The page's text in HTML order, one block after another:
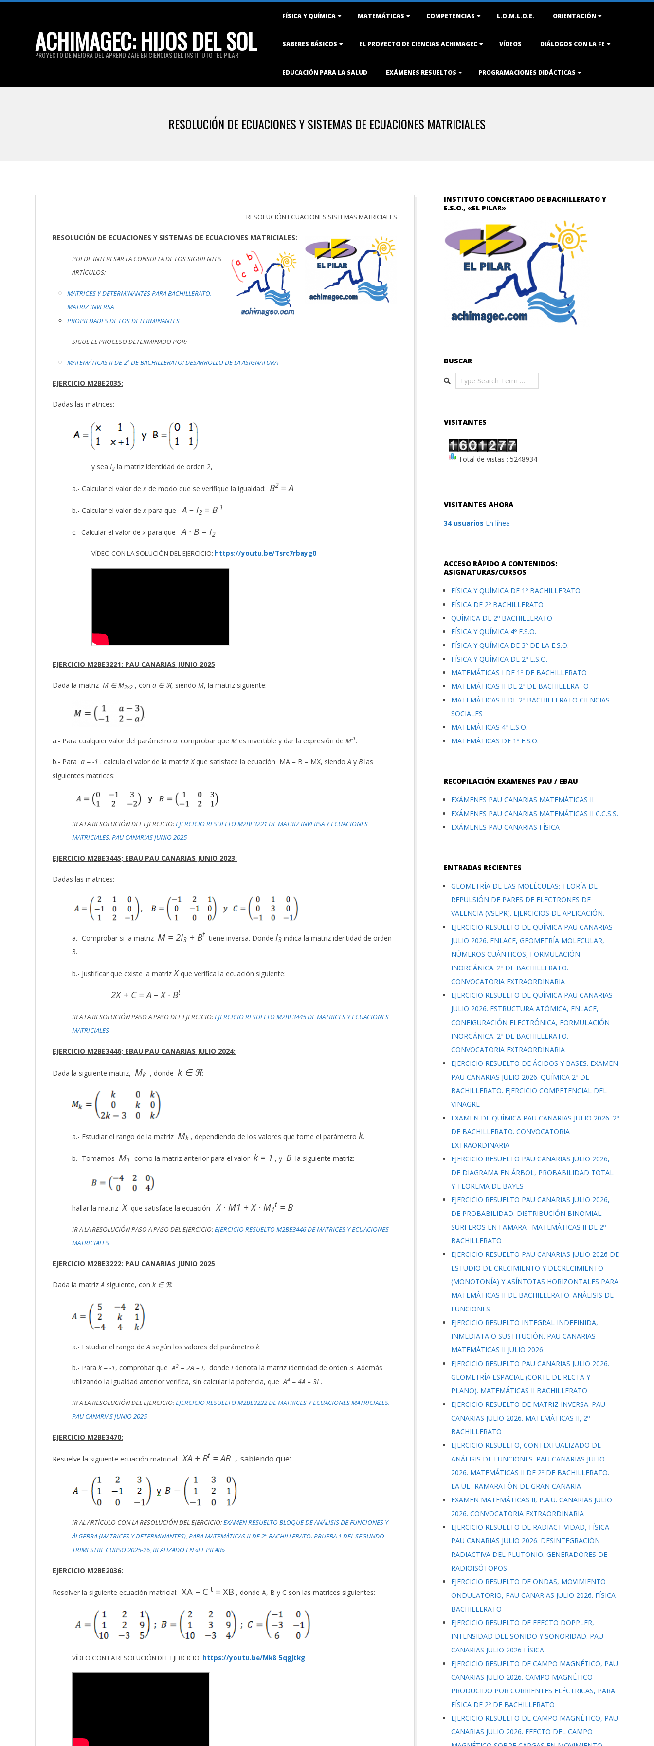
ACHIMAGEC: HIJOS DEL SOL
PROYECTO DE MEJORA DEL APRENDIZAJE EN CIENCIAS DEL INSTITUTO "EL PILAR"
FÍSICA Y QUÍMICA MATEMÁTICAS COMPETENCIAS L.O.M.L.O.E. ORIENTACIÓN
SABERES BÁSICOS EL PROYECTO DE CIENCIAS ACHIMAGEC VÍDEOS DIÁLOGOS CON LA FE
EDUCACIÓN PARA LA SALUD EXÁMENES RESUELTOS PROGRAMACIONES DIDÁCTICAS
RESOLUCIÓN DE ECUACIONES Y SISTEMAS DE ECUACIONES MATRICIALES
RESOLUCIÓN ECUACIONES SISTEMAS MATRICIALES
RESOLUCIÓN DE ECUACIONES Y SISTEMAS DE ECUACIONES MATRICIALES:
PUEDE INTERESAR LA CONSULTA DE LOS SIGUIENTES
ARTÍCULOS:
MATRICES Y DETERMINANTES PARA BACHILLERATO.
MATRIZ INVERSA
PROPIEDADES DE LOS DETERMINANTES
SIGUE EL PROCESO DETERMINADO POR:
MATEMÁTICAS II DE 2º DE BACHILLERATO: DESARROLLO DE LA ASIGNATURA
EJERCICIO M2BE2035:
Dadas las matrices:
y sea I2 la matriz identidad de orden 2,
a.- Calcular el valor dex de modo que se verifique la igualdad: B2 = A
b.- Calcular el valor dex para queA – I2 = B-1
c.- Calcular el valor dex para queA · B = I2
VÍDEO CON LA SOLUCIÓN DEL EJERCICIO: https://youtu.be/Tsrc7rbayg0
EJERCICIO M2BE3221: PAU CANARIAS JUNIO 2025
Dada la matriz M ∈ M2×2 , con a ∈ ℜ, siendo M, la matriz siguiente:
a.- Para cualquier valor del parámetro a: comprobar que M es invertible y dar la expresión de M-1.
b.- Para a = -1 . calcula el valor de la matriz Xque satisface la ecuación MA = B – MX, siendo A y Blas
siguientes matrices:
IR A LA RESOLUCIÓN DEL EJERCICIO:EJERCICIO RESUELTO M2BE3221 DE MATRIZ INVERSA Y ECUACIONES
MATRICIALES. PAU CANARIAS JUNIO 2025
EJERCICIO M2BE3445; EBAU PAU CANARIAS JUNIO 2023:
Dadas las matrices:
a.- Comprobar si la matriz M = 2I3 + Bt tiene inversa. Donde I3 indica la matriz identidad de orden
3.
b.- Justificar que existe la matriz Xque verifica la ecuación siguiente:
2X + C = A – X · Bt
IR A LA RESOLUCIÓN PASO A PASO DEL EJERCICIO:EJERCICIO RESUELTO M2BE3445 DE MATRICES Y ECUACIONES
MATRICIALES
EJERCICIO M2BE3446; EBAU PAU CANARIAS JULIO 2024:
Dada la siguiente matriz, Mk , donde k ∈ ℜ:
a.- Estudiar el rango de la matriz Mk , dependiendo de los valores que tome el parámetro k.
b.- Tomamos M1 como la matriz anterior para el valor k = 1 , y B la siguiente matriz:
hallar la matriz Xque satisface la ecuación X · M1 + X · M1
t = B
IR A LA RESOLUCIÓN PASO A PASO DEL EJERCICIO:EJERCICIO RESUELTO M2BE3446 DE MATRICES Y ECUACIONES
MATRICIALES
EJERCICIO M2BE3222: PAU CANARIAS JUNIO 2025
Dada la matriz A siguiente, con k ∈ ℜ:
a.- Estudiar el rango deA según los valores del parámetro k.
b.- Para k = -1, comprobar queA2 = 2A – I, donde I denota la matriz identidad de orden 3. Además
utilizando la igualdad anterior verifica, sin calcular la potencia, queA4 = 4A – 3I .
IR A LA RESOLUCIÓN DEL EJERCICIO:EJERCICIO RESUELTO M2BE3222 DE MATRICES Y ECUACIONES MATRICIALES.
PAU CANARIAS JUNIO 2025
EJERCICIO M2BE3470:
Resuelve la siguiente ecuación matricial:XA + Bt = AB , sabiendo que:
IR AL ARTÍCULO CON LA RESOLUCIÓN DEL EJERCICIO:EXAMEN RESUELTO BLOQUE DE ANÁLISIS DE FUNCIONES Y
ÁLGEBRA (MATRICES Y DETERMINANTES), PARA MATEMÁTICAS II DE 2º BACHILLERATO. PRUEBA 1 DEL SEGUNDO
TRIMESTRE CURSO 2025-26, REALIZADO EN «EL PILAR»
EJERCICIO M2BE2036:
Resolver la siguiente ecuación matricial: XA – Ct = XB , donde A, B y C son las matrices siguientes:
VÍDEO CON LA RESOLUCIÓN DEL EJERCICIO: https://youtu.be/Mk8_5qgJtkg
INSTITUTO CONCERTADO DE BACHILLERATO Y
E.S.O., «EL PILAR»
BUSCAR
Search
VISITANTES
Total de vistas : 5248934
VISITANTES AHORA
34 usuarios En línea
ACCESO RÁPIDO A CONTENIDOS:
ASIGNATURAS/CURSOS
FÍSICA Y QUÍMICA DE 1º BACHILLERATO
FÍSICA DE 2º BACHILLERATO
QUÍMICA DE 2º BACHILLERATO
FÍSICA Y QUÍMICA 4º E.S.O.
FÍSICA Y QUÍMICA DE 3º DE LA E.S.O.
FÍSICA Y QUÍMICA DE 2º E.S.O.
MATEMÁTICAS I DE 1º DE BACHILLERATO
MATEMÁTICAS II DE 2º DE BACHILLERATO
MATEMÁTICAS II DE 2º BACHILLERATO CIENCIAS
SOCIALES
MATEMÁTICAS 4º E.S.O.
MATEMÁTICAS DE 1º E.S.O.
RECOPILACIÓN EXÁMENES PAU / EBAU
EXÁMENES PAU CANARIAS MATEMÁTICAS II
EXÁMENES PAU CANARIAS MATEMÁTICAS II C.C.S.S.
EXÁMENES PAU CANARIAS FÍSICA
ENTRADAS RECIENTES
GEOMETRÍA DE LAS MOLÉCULAS: TEORÍA DE
REPULSIÓN DE PARES DE ELECTRONES DE
VALENCIA (VSEPR). EJERCICIOS DE APLICACIÓN.
EJERCICIO RESUELTO DE QUÍMICA PAU CANARIAS
JULIO 2026. ENLACE, GEOMETRÍA MOLECULAR,
NÚMEROS CUÁNTICOS, FORMULACIÓN
INORGÁNICA. 2º DE BACHILLERATO.
CONVOCATORIA EXTRAORDINARIA
EJERCICIO RESUELTO DE QUÍMICA PAU CANARIAS
JULIO 2026. ESTRUCTURA ATÓMICA, ENLACE,
CONFIGURACIÓN ELECTRÓNICA, FORMULACIÓN
INORGÁNICA. 2º DE BACHILLERATO.
CONVOCATORIA EXTRAORDINARIA
EJERCICIO RESUELTO DE ÁCIDOS Y BASES. EXAMEN
PAU CANARIAS JULIO 2026. QUÍMICA 2º DE
BACHILLERATO. EJERCICIO COMPETENCIAL DEL
VINAGRE
EXAMEN DE QUÍMICA PAU CANARIAS JULIO 2026. 2º
DE BACHILLERATO. CONVOCATORIA
EXTRAORDINARIA
EJERCICIO RESUELTO PAU CANARIAS JULIO 2026,
DE DIAGRAMA EN ÁRBOL, PROBABILIDAD TOTAL
Y TEOREMA DE BAYES
EJERCICIO RESUELTO PAU CANARIAS JULIO 2026,
DE PROBABILIDAD. DISTRIBUCIÓN BINOMIAL.
SURFEROS EN FAMARA. MATEMÁTICAS II DE 2º
BACHILLERATO
EJERCICIO RESUELTO PAU CANARIAS JULIO 2026 DE
ESTUDIO DE CRECIMIENTO Y DECRECIMIENTO
(MONOTONÍA) Y ASÍNTOTAS HORIZONTALES PARA
MATEMÁTICAS II DE BACHILLERATO. ANÁLISIS DE
FUNCIONES
EJERCICIO RESUELTO INTEGRAL INDEFINIDA,
INMEDIATA O SUSTITUCIÓN. PAU CANARIAS
MATEMÁTICAS II JULIO 2026
EJERCICIO RESUELTO PAU CANARIAS JULIO 2026.
GEOMETRÍA ESPACIAL (CORTE DE RECTA Y
PLANO). MATEMÁTICAS II BACHILLERATO
EJERCICIO RESUELTO DE MATRIZ INVERSA. PAU
CANARIAS JULIO 2026. MATEMÁTICAS II, 2º
BACHILLERATO
EJERCICIO RESUELTO, CONTEXTUALIZADO DE
ANÁLISIS DE FUNCIONES. PAU CANARIAS JULIO
2026. MATEMÁTICAS II DE 2º DE BACHILLERATO.
LA ULTRAMARATÓN DE GRAN CANARIA
EXAMEN MATEMÁTICAS II, P.A.U. CANARIAS JULIO
2026. CONVOCATORIA EXTRAORDINARIA
EJERCICIO RESUELTO DE RADIACTIVIDAD, FÍSICA
PAU CANARIAS JULIO 2026. DESINTEGRACIÓN
RADIACTIVA DEL PLUTONIO. GENERADORES DE
RADIOISÓTOPOS
EJERCICIO RESUELTO DE ONDAS, MOVIMIENTO
ONDULATORIO, PAU CANARIAS JULIO 2026. FÍSICA
BACHILLERATO
EJERCICIO RESUELTO DE EFECTO DOPPLER,
INTENSIDAD DEL SONIDO Y SONORIDAD. PAU
CANARIAS JULIO 2026 FÍSICA
EJERCICIO RESUELTO DE CAMPO MAGNÉTICO, PAU
CANARIAS JULIO 2026. CAMPO MAGNÉTICO
PRODUCIDO POR CORRIENTES ELÉCTRICAS, PARA
FÍSICA DE 2º DE BACHILLERATO
EJERCICIO RESUELTO DE CAMPO MAGNÉTICO, PAU
CANARIAS JULIO 2026. EFECTO DEL CAMPO